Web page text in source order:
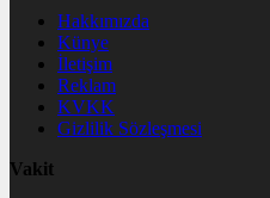
Hakkımızda
Künye
İletişim
Reklam
KVKK
Gizlilik Sözleşmesi
Vakit